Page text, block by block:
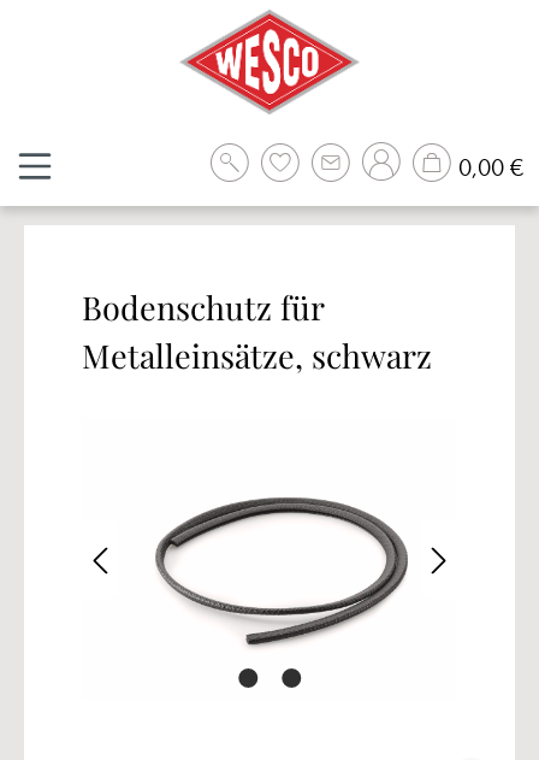
0,00 €
Bodenschutz für
Metalleinsätze, schwarz
Bildergalerie überspringen